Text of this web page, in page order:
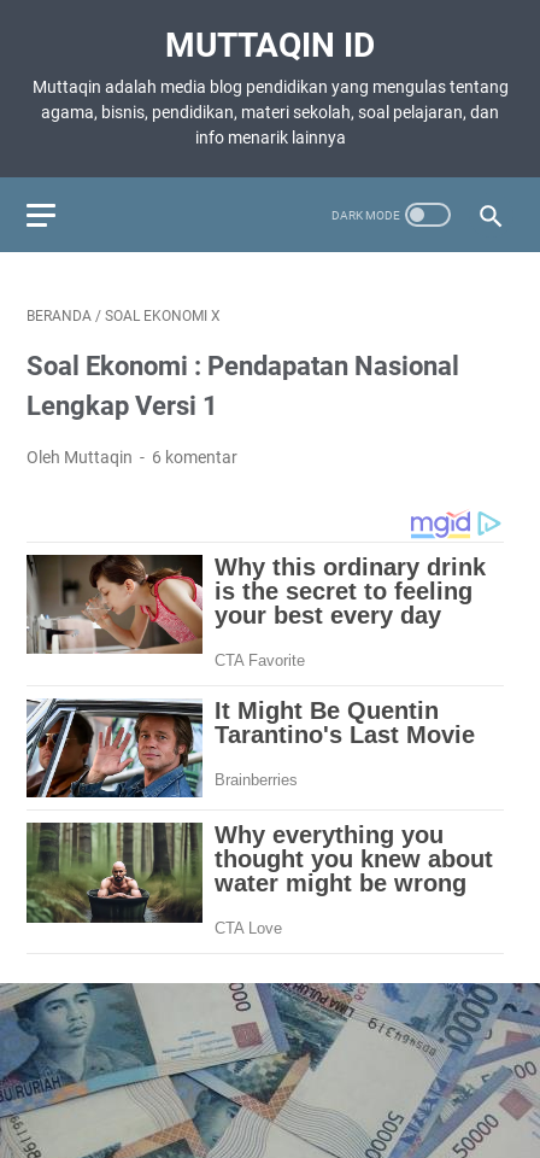
MUTTAQIN ID
Muttaqin adalah media blog pendidikan yang mengulas tentang
agama, bisnis, pendidikan, materi sekolah, soal pelajaran, dan
info menarik lainnya
BERANDA / SOAL EKONOMI X
Soal Ekonomi : Pendapatan Nasional
Lengkap Versi 1
Oleh Muttaqin 6 komentar